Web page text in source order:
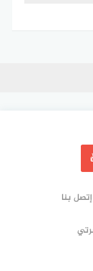
إتصل بنا